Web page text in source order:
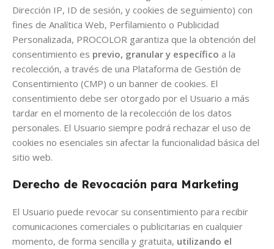
Dirección IP, ID de sesión, y cookies de seguimiento) con
fines de Analítica Web, Perfilamiento o Publicidad
Personalizada, PROCOLOR garantiza que la obtención del
consentimiento es previo, granular y específico a la
recolección, a través de una Plataforma de Gestión de
Consentimiento (CMP) o un banner de cookies. El
consentimiento debe ser otorgado por el Usuario a más
tardar en el momento de la recolección de los datos
personales. El Usuario siempre podrá rechazar el uso de
cookies no esenciales sin afectar la funcionalidad básica del
sitio web.
Derecho de Revocación para Marketing
El Usuario puede revocar su consentimiento para recibir
comunicaciones comerciales o publicitarias en cualquier
momento, de forma sencilla y gratuita, utilizando el